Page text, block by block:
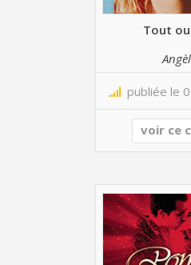
Tout
publiée le
voir ce